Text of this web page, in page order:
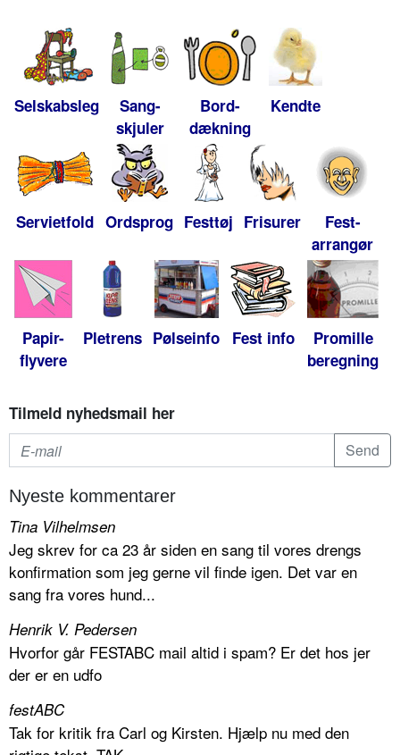
Selskabsleg
Sang-
skjuler
Bord-
dækning
Kendte
Servietfold Ordsprog Festtøj Frisurer
Fest-
arrangør
Papir-
flyvere
Pletrens Pølseinfo Fest info
Promille
beregning
Tilmeld nyhedsmail her
Nyeste kommentarer
Tina Vilhelmsen
Jeg skrev for ca 23 år siden en sang til vores drengs
konfirmation som jeg gerne vil finde igen. Det var en
sang fra vores hund...
Henrik V. Pedersen
Hvorfor går FESTABC mail altid i spam? Er det hos jer
der er en udfo
festABC
Tak for kritik fra Carl og Kirsten. Hjælp nu med den